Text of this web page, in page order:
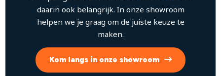
daarin ook belangrijk. In onze showroom
helpen we je graag om de juiste keuze te
maken.
Kom langs in onze showroom